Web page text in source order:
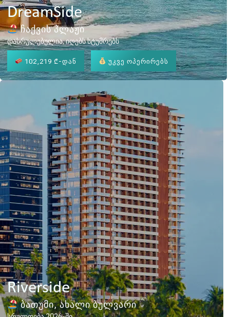
DreamSide
ჩაქვის პლაჟი
დასრულებულია, იღებს სტუმრებს
102,219 ₾-დან უკვე ოპერირებს
Riverside
ბათუმი, ახალი ბულვარი